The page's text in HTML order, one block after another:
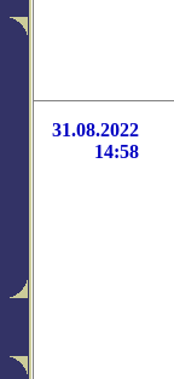
31.08.2022
14:58